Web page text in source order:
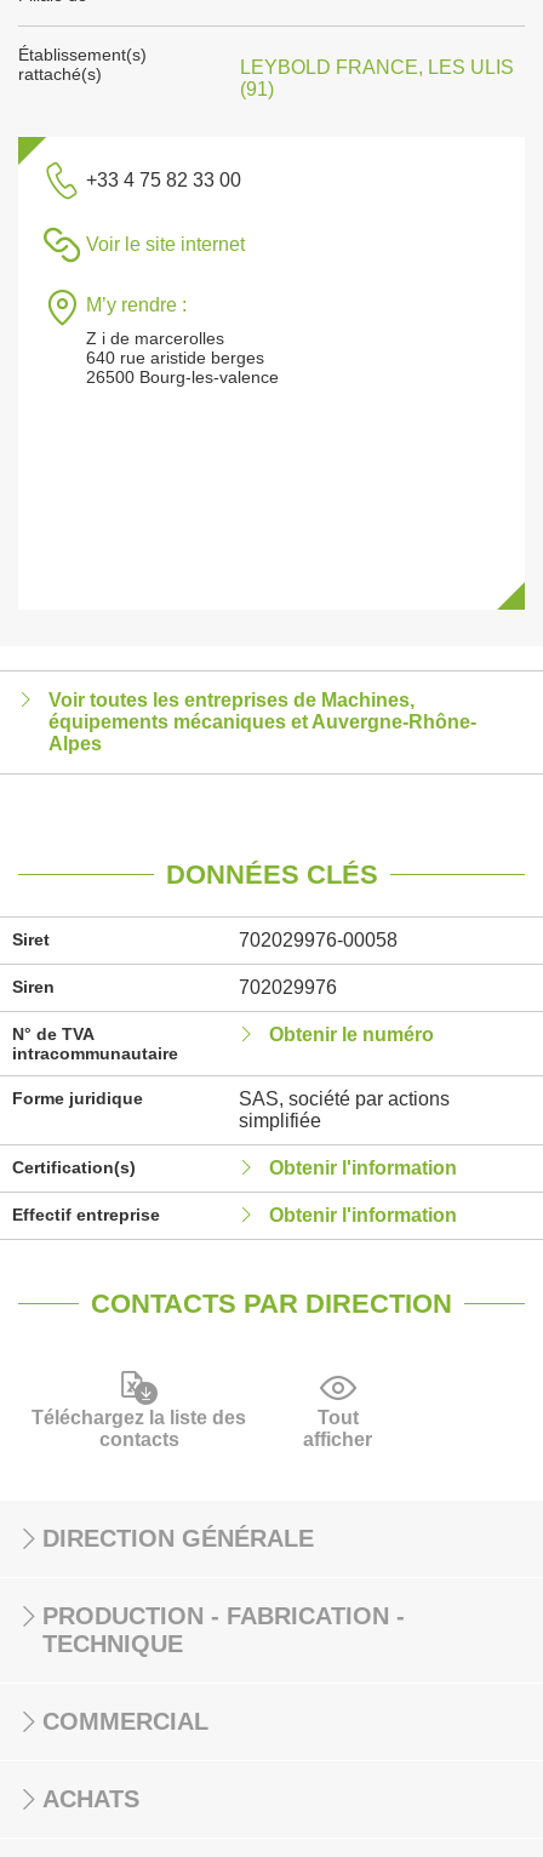
Établissement(s)
rattaché(s)
LEYBOLD FRANCE, LES ULIS
(91)
+33 4 75 82 33 00
Voir le site internet
M’y rendre :
Z i de marcerolles
640 rue aristide berges
26500 Bourg-les-valence
Voir toutes les entreprises de Machines,
équipements mécaniques et Auvergne-Rhône-
Alpes
DONNÉES CLÉS
Siret 702029976-00058
Siren 702029976
N° de TVA
intracommunautaire
Obtenir le numéro
Forme juridique
SAS, société par actions
simplifiée
Certification(s) Obtenir l'information
Effectif entreprise Obtenir l'information
CONTACTS PAR DIRECTION
Téléchargez la liste des
contacts
Tout
afficher
DIRECTION GÉNÉRALE
PRODUCTION - FABRICATION -
TECHNIQUE
COMMERCIAL
ACHATS